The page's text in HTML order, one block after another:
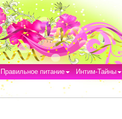
Правильное питание Интим-Тайны